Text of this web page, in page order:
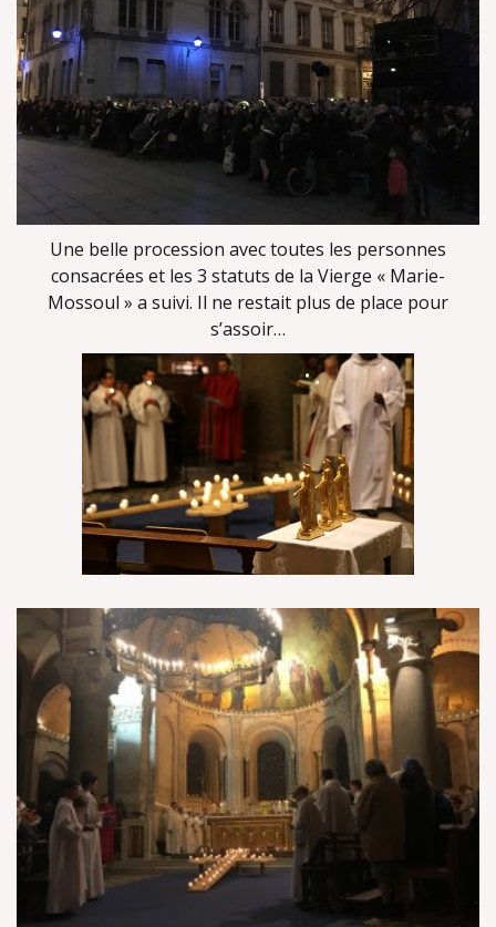
Une belle procession avec toutes les personnes
consacrées et les 3 statuts de la Vierge « Marie-
Mossoul » a suivi. Il ne restait plus de place pour
s’assoir…